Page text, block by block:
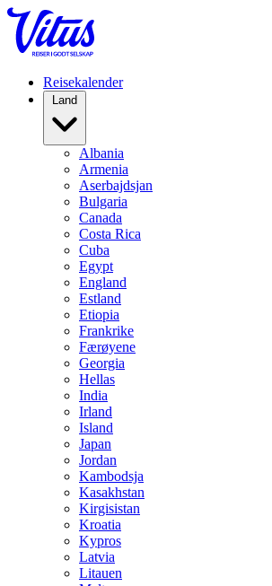
Reisekalender
Albania
Armenia
Aserbajdsjan
Bulgaria
Canada
Costa Rica
Cuba
Egypt
England
Estland
Etiopia
Frankrike
Færøyene
Georgia
Hellas
India
Irland
Island
Japan
Jordan
Kambodsja
Kasakhstan
Kirgisistan
Kroatia
Kypros
Latvia
Litauen